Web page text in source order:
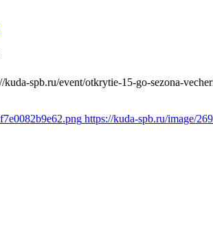
kuda-spb.ru/event/otkrytie-15-go-sezona-
https://kuda-spb.ru/image/